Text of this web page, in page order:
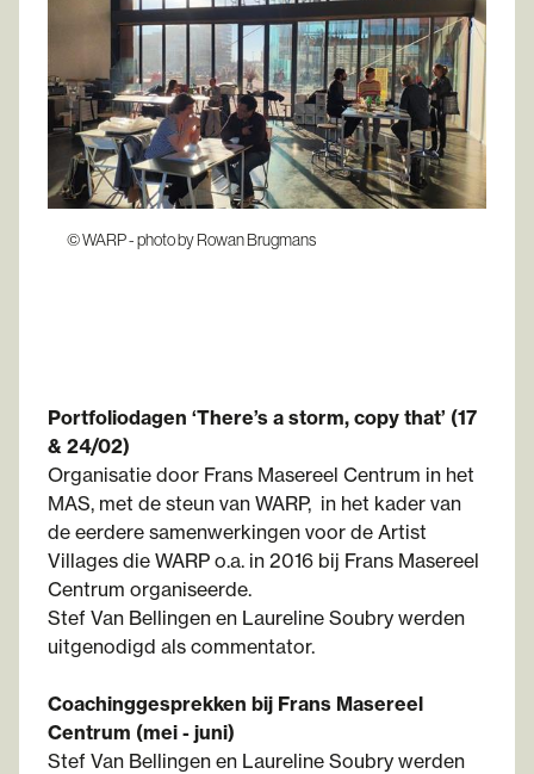
© WARP - photo by Rowan Brugmans
Portfoliodagen ‘There’s a storm, copy that’ (17
& 24/02)
Organisatie door Frans Masereel Centrum in het
MAS, met de steun van WARP, in het kader van
de eerdere samenwerkingen voor de Artist
Villages die WARP o.a. in 2016 bij Frans Masereel
Centrum organiseerde.
Stef Van Bellingen en Laureline Soubry werden
uitgenodigd als commentator.
Coachinggesprekken bij Frans Masereel
Centrum (mei - juni)
Stef Van Bellingen en Laureline Soubry werden